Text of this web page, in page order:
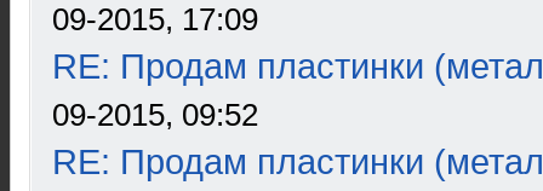
09-2015, 17:09
RE: Продам пластинки
09-2015, 09:52
RE: Продам пластинки